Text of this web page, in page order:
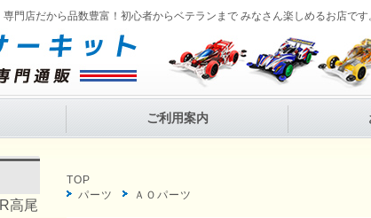
門店だから品数豊富！初心者からベテランまで みなさん楽しめるお店です
ご利用案内
TOP
パーツ
ＡＯパーツ
高尾